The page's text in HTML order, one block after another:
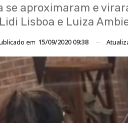
se aproximaram e
Lisboa e Luiza
em 15/09/2020 09:38